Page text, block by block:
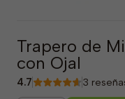
Trapero de
con Ojal
4.7 3